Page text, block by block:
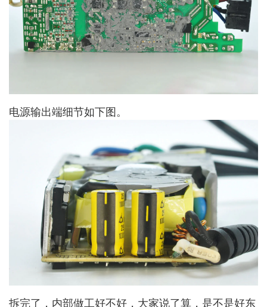
电源输出端细节如下图。
拆完了，内部做工好不好，大家说了算，是不是好东